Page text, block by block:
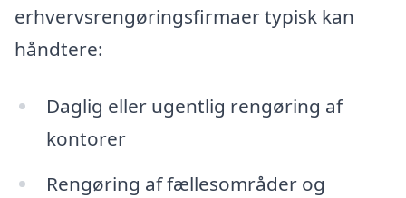
erhvervsrengøringsfirmaer typisk kan
håndtere:
Daglig eller ugentlig rengøring af
kontorer
Rengøring af fællesområder og